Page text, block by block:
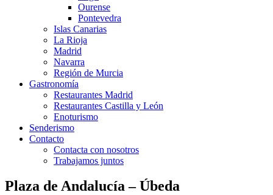
Ourense
Pontevedra
Islas Canarias
La Rioja
Madrid
Navarra
Región de Murcia
Gastronomía
Restaurantes Madrid
Restaurantes Castilla y León
Enoturismo
Senderismo
Contacto
Contacta con nosotros
Trabajamos juntos
Plaza de Andalucía – Úbeda